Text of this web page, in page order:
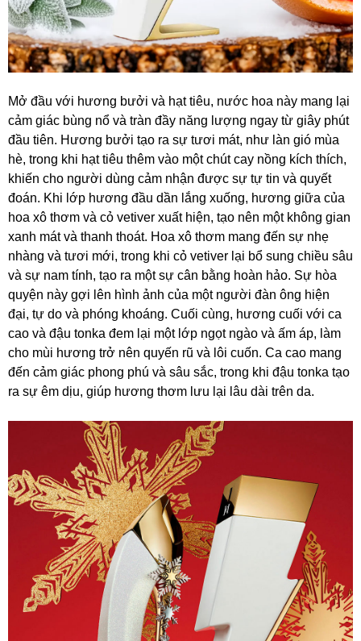
Mở đầu với hương bưởi và hạt tiêu, nước hoa này mang lại
cảm giác bùng nổ và tràn đầy năng lượng ngay từ giây phút
đầu tiên. Hương bưởi tạo ra sự tươi mát, như làn gió mùa
hè, trong khi hạt tiêu thêm vào một chút cay nồng kích thích,
khiến cho người dùng cảm nhận được sự tự tin và quyết
đoán. Khi lớp hương đầu dần lắng xuống, hương giữa của
hoa xô thơm và cỏ vetiver xuất hiện, tạo nên một không gian
xanh mát và thanh thoát. Hoa xô thơm mang đến sự nhẹ
nhàng và tươi mới, trong khi cỏ vetiver lại bổ sung chiều sâu
và sự nam tính, tạo ra một sự cân bằng hoàn hảo. Sự hòa
quyện này gợi lên hình ảnh của một người đàn ông hiện
đại, tự do và phóng khoáng. Cuối cùng, hương cuối với ca
cao và đậu tonka đem lại một lớp ngọt ngào và ấm áp, làm
cho mùi hương trở nên quyến rũ và lôi cuốn. Ca cao mang
đến cảm giác phong phú và sâu sắc, trong khi đậu tonka tạo
ra sự êm dịu, giúp hương thơm lưu lại lâu dài trên da.